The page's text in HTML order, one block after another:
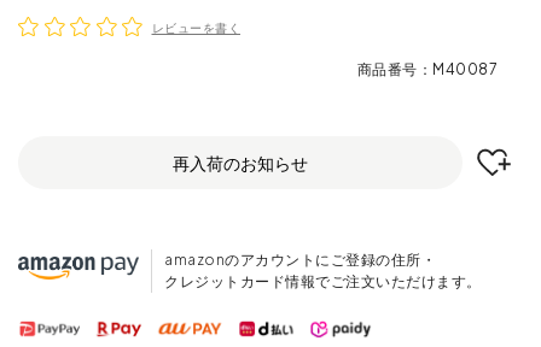
レビューを書く
商品番号 M40087
再入荷のお知らせ
amazonのアカウントにご登録の住所・
クレジットカード情報でご注文いただけます。